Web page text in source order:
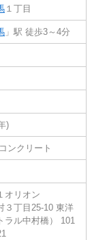
１丁目
」駅 徒歩3～4分
)
ンクリート
オリオン
３丁目25-10 東洋
ラル中村橋） 101